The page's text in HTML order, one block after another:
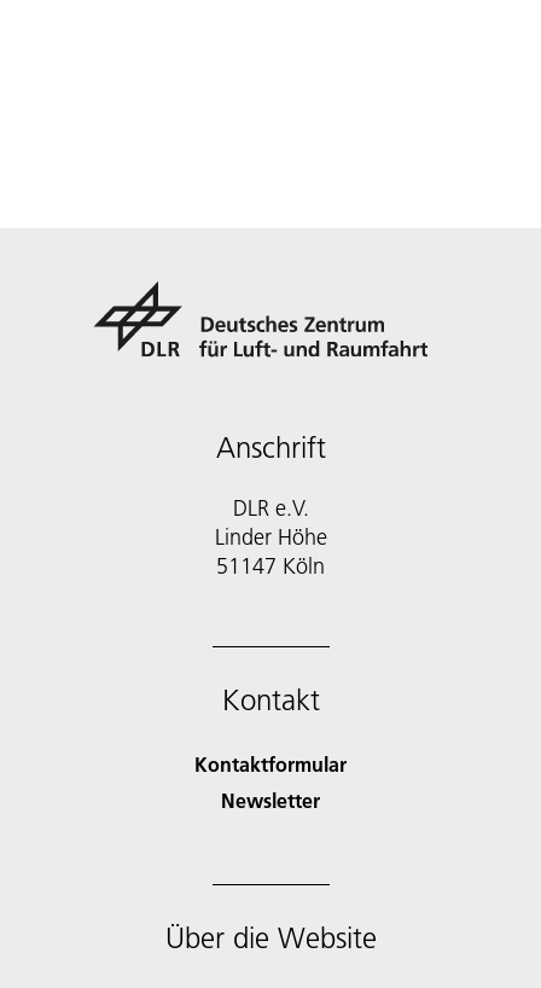
Anschrift
DLR e.V.
Linder Höhe
51147 Köln
Kontakt
Kontaktformular
Newsletter
Über die Website